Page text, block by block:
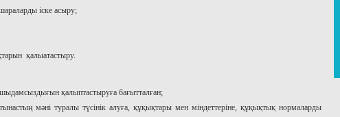
іске асыру;
қалыатастыру.
қалыптастыруға бағытталған;
мәні туралы түсінік алуға, құқықтары мен міндеттеріне, құқықтық нормаларды